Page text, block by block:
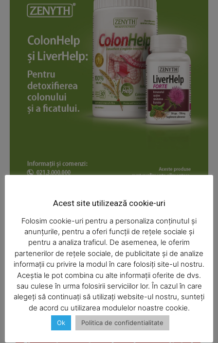
SUBSCRIBE NOW
Company
Acest site utilizează cookie-uri
Folosim cookie-uri pentru a personaliza conținutul și
anunțurile, pentru a oferi funcții de rețele sociale și
pentru a analiza traficul. De asemenea, le oferim
partenerilor de rețele sociale, de publicitate și de analize
informații cu privire la modul în care folosiți site-ul nostru.
Aceștia le pot combina cu alte informații oferite de dvs.
sau culese în urma folosirii serviciilor lor. În cazul în care
alegeți să continuați să utilizați website-ul nostru, sunteți
de acord cu utilizarea modulelor noastre cookie.
Ok Politica de confidentialitate